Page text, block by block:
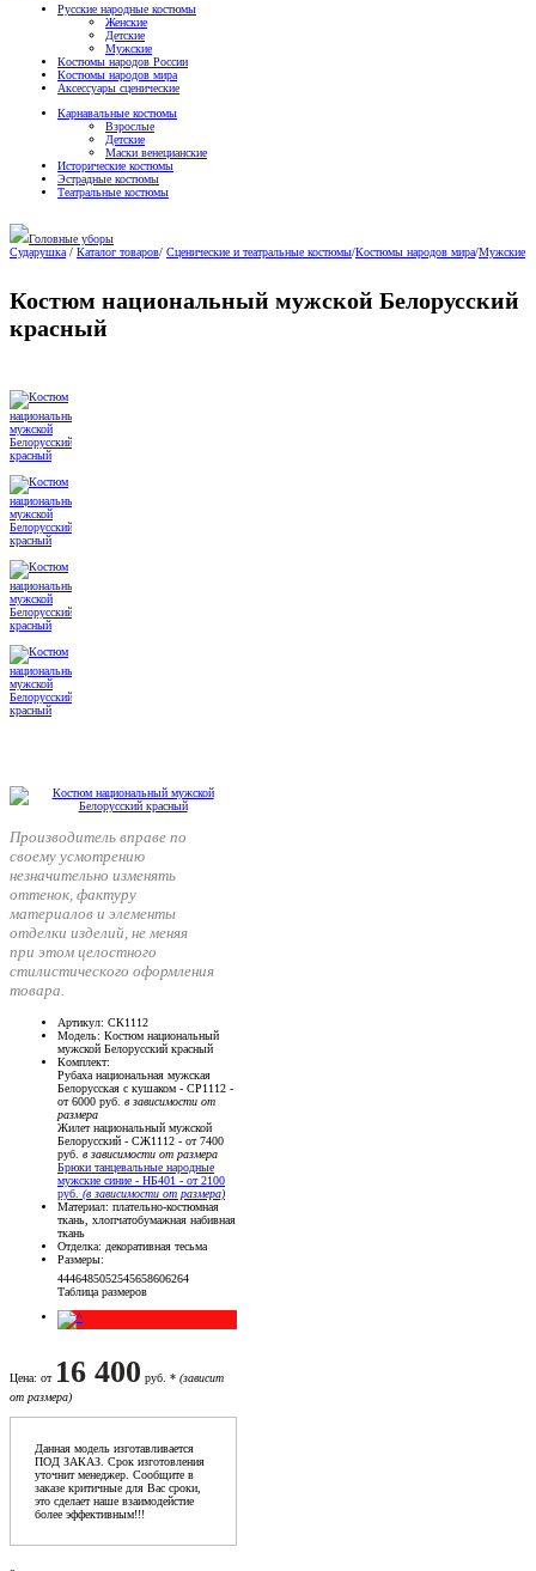
Русские народные костюмы
Женские
Детские
Мужские
Костюмы народов России
Костюмы народов мира
Аксессуары сценические
Карнавальные костюмы
Взрослые
Детские
Маски венецианские
Исторические костюмы
Эстрадные костюмы
Театральные костюмы
Головные уборы
Сударушка / Каталог товаров/ Сценические и театральные костюмы/Костюмы народов мира/Мужские
Костюм национальный мужской Белорусский
красный
Производитель вправе по
своему усмотрению
незначительно изменять
оттенок, фактуру
материалов и элементы
отделки изделий, не меняя
при этом целостного
стилистического оформления
товара.
Артикул: СК1112
Модель: Костюм национальный
мужской Белорусский красный
Комплект:
Рубаха национальная мужская
Белорусская с кушаком - СР1112 -
от 6000 руб. в зависимости от
размера
Жилет национальный мужской
Белорусский - СЖ1112 - от 7400
руб. в зависимости от размера
Брюки танцевальные народные
мужские синие - НБ401 - от 2100
руб. (в зависимости от размера)
Материал: плательно-костюмная
ткань, хлопчатобумажная набивная
ткань
Отделка: декоративная тесьма
Размеры:
4446485052545658606264
Таблица размеров
Цена: от 16 400 руб. * (зависит
от размера)
Данная модель изготавливается
ПОД ЗАКАЗ. Срок изготовления
уточнит менеджер. Сообщите в
заказе критичные для Вас сроки,
это сделает наше взаимодейстие
более эффективным!!!